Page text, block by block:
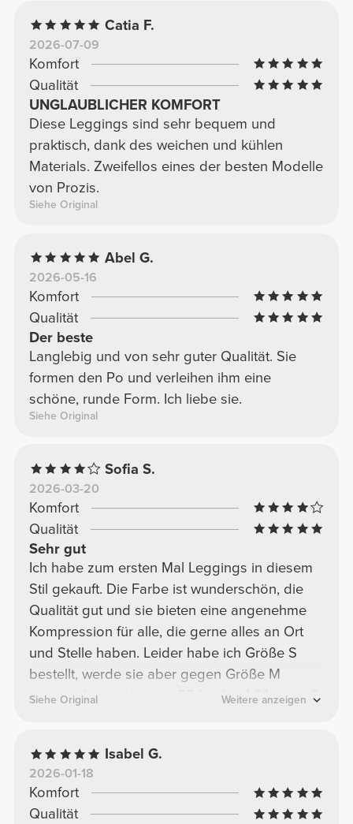
Catia F.
2026-07-09
Komfort
Qualität
UNGLAUBLICHER KOMFORT
Diese Leggings sind sehr bequem und
praktisch, dank des weichen und kühlen
Materials. Zweifellos eines der besten Modelle
von Prozis.
Siehe Original
Abel G.
2026-05-16
Komfort
Qualität
Der beste
Langlebig und von sehr guter Qualität. Sie
formen den Po und verleihen ihm eine
schöne, runde Form. Ich liebe sie.
Siehe Original
Sofia S.
2026-03-20
Komfort
Qualität
Sehr gut
Ich habe zum ersten Mal Leggings in diesem
Stil gekauft. Die Farbe ist wunderschön, die
Qualität gut und sie bieten eine angenehme
Kompression für alle, die gerne alles an Ort
und Stelle haben. Leider habe ich Größe S
bestellt, werde sie aber gegen Größe M
umtauschen (ich wiege 53 kg, bin 1,64 m groß,
Siehe Original Weitere anzeigen
Isabel G.
2026-01-18
Komfort
Qualität